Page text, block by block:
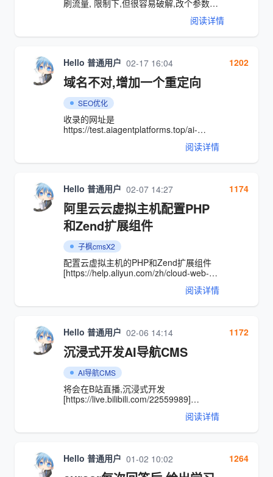
刷流量, 限制下,但很容易破解,改个参数就
Mozilla/5.0 (Windows NT 10.0; Win64;
x64) AppleWebKit/537.36 (KHTML, like
不存在或者为空则停止 $user_agent =
$_SERVER['HTTP_USER_AGENT']; if
(strpos($user_agent, 'Mozilla/5.0
(Windows NT 10.0; Win64; x64)
AppleWebKit/537.36 (KHTML, like
Gecko) Chrome/105.0.0') === 0) { if
(!isset($_SERVER['HTTP_REFERER']) ||
empty($_SERVER['HTTP_REFERER'])) {
exit; } } ``` 由于客户资金有限,暂时先这样
阅读详情
Hello 普通用户 02-17 16:04
域名不对,增加一个重定向
SEO优化
收录的网址是
https://test.aiagentplatforms.top/ai-
daohang-daquan-quanmiande-ai-
index.php 增加一个重定向 ``` <?php
https://test.aiagentplatforms.top/ai-
daohang-daquan-quanmiande-ai-
gongju-fenlei-yu-ziyuan //获取当域名是
否是aiagentplatforms.top,如果不是,则跳
转到https://aiagentplatforms.top/对应链
接中 if ($_SERVER['HTTP_HOST'] !=
'aiagentplatforms.top') { $url =
str_replace($_SERVER['HTTP_HOST'],
'aiagentplatforms.top',
$_SERVER['REQUEST_URI']);
阅读详情
1202
Hello 普通用户 02-07 14:27
阿里云云虚拟主机配置PHP
和Zend扩展组件
子枫cmsX2
配置云虚拟主机的PHP和Zend扩展组件
[https://help.aliyun.com/zh/cloud-web-
hosting/user-guide/configuration-of-
cloud-hosting-and-zend-php-extension-
components?
(https://help.aliyun.com/zh/cloud-web-
hosting/user-guide/configuration-of-
cloud-hosting-and-zend-php-extension-
components?
"https://help.aliyun.com/zh/cloud-web-
hosting/user-guide/configuration-of-
cloud-hostin
阅读详情
1174
Hello 普通用户 02-06 14:14
沉浸式开发AI导航CMS
AI导航CMS
将会在B站直播,沉浸式开发
[https://live.bilibili.com/22559989]
(https://live.bilibili.com/22559989
"https://live.bilibili.com/22559989")阅读详情
1172
Hello 普通用户 01-02 10:02 1264